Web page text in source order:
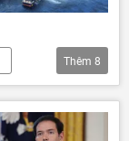
Thêm 8